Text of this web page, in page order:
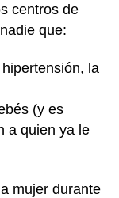
centros de
que:
la
(y es
a quien ya le
mujer durante